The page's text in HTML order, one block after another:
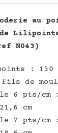
au
N043)
: 130
fils de
6 pts/cm
21,6 cm
7 pts/cm